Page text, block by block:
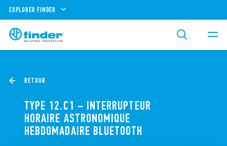
EXPLORER FINDER
RETOUR
TYPE 12.C1 – INTERRUPTEUR
HORAIRE ASTRONOMIQUE
HEBDOMADAIRE BLUETOOTH